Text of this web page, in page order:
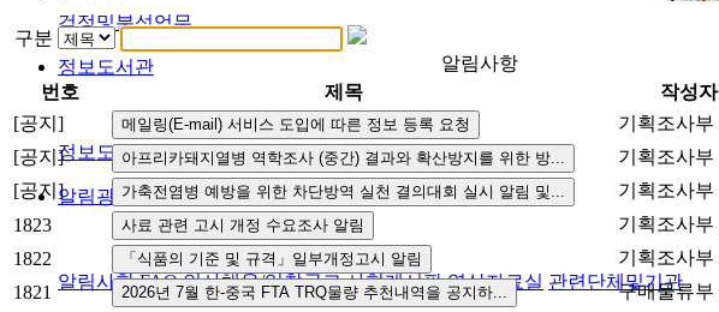
검정및분석업무
정보도서관
정보도서관
알림광장
알림사항 FAQ 인사채용/입찰공고 사협게시판 영상자료실 관련단체및기관
구분
알림사항
번호
제목 작성자
[공지]
기획조사부
[공지]
기획조사부
[공지]
기획조사부
1823
기획조사부
1822
기획조사부
1821
구매물류부